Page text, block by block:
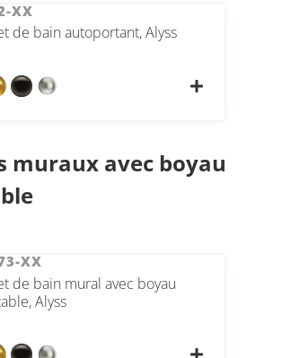
XX
de bain autoportant, Alyss
muraux avec boyau
XX
de bain mural avec boyau
Alyss